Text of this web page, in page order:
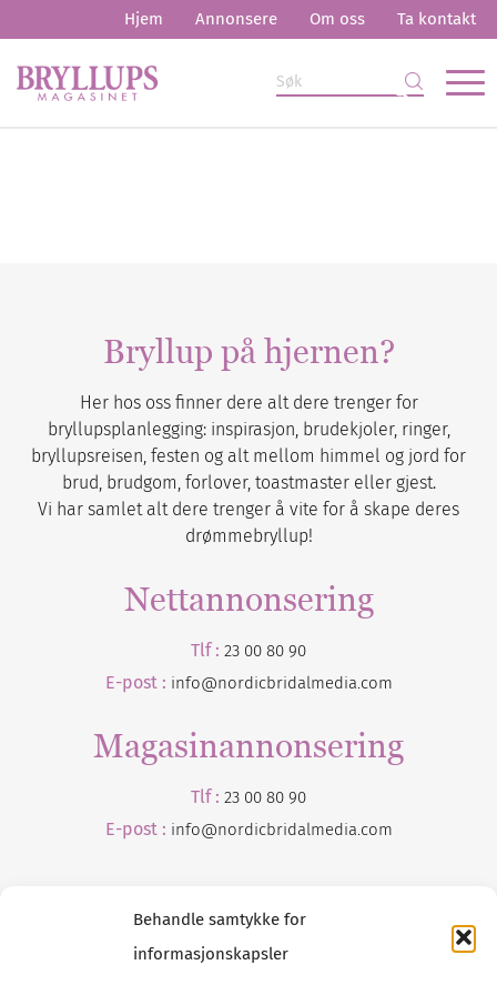
Behandle samtykke for
informasjonskapsler
Hjem Annonsere Om oss Ta kontakt
Bryllup på hjernen?
Her hos oss finner dere alt dere trenger for
bryllupsplanlegging: inspirasjon, brudekjoler, ringer,
bryllupsreisen, festen og alt mellom himmel og jord for
brud, brudgom, forlover, toastmaster eller gjest.
Vi har samlet alt dere trenger å vite for å skape deres
drømmebryllup!
Nettannonsering
Tlf : 23 00 80 90
E-post : info@nordicbridalmedia.com
Magasinannonsering
Tlf : 23 00 80 90
E-post : info@nordicbridalmedia.com